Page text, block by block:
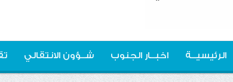
الرئيسيــة اخبــار الجنوب شــؤون الانتقالي